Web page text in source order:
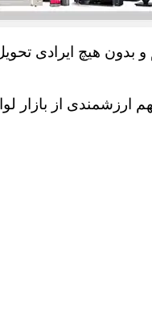
هیچ ایرادی
از بازار